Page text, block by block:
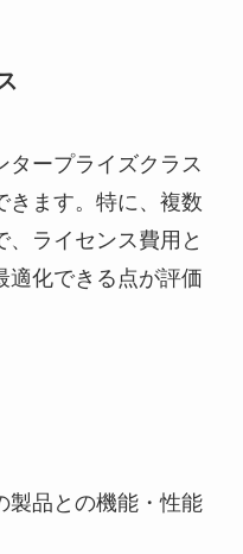
タープライズクラス
きます。特に、複数
ライセンス費用と
適化できる点が評価
製品との機能・性能